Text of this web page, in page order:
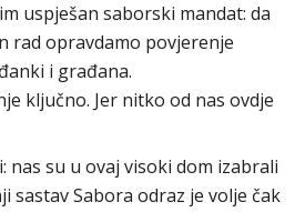
uspješan saborski mandat: da
rad opravdamo povjerenje
i građana.
ključno. Jer nitko od nas ovdje
nas su u ovaj visoki dom izabrali
sastav Sabora odraz je volje čak